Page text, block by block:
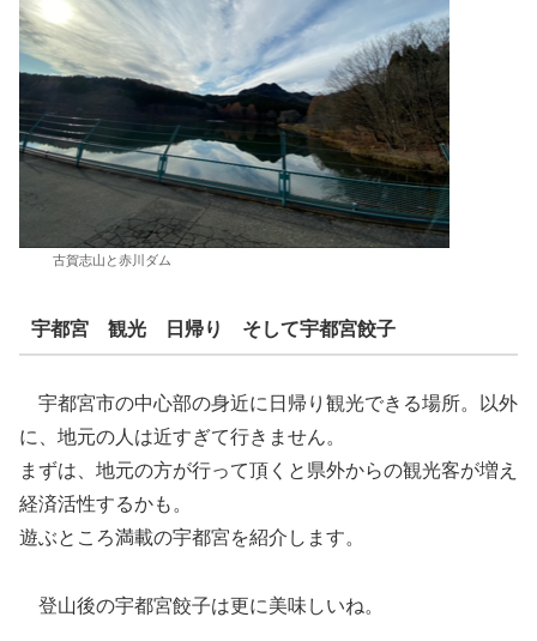
古賀志山と赤川ダム
宇都宮 観光 日帰り そして宇都宮餃子
宇都宮市の中心部の身近に日帰り観光できる場所。以外
に、地元の人は近すぎて行きません。
まずは、地元の方が行って頂くと県外からの観光客が増え
経済活性するかも。
遊ぶところ満載の宇都宮を紹介します。
登山後の宇都宮餃子は更に美味しいね。